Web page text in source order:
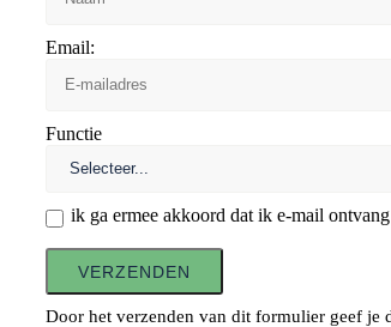
Email:
Functie
ik ga ermee akkoord dat ik e-mail ontvang
VERZENDEN
Door het verzenden van dit formulier geef je